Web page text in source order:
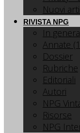
Nuovi
RIVISTA NPG
In
Annate
Dossier
Rubriche
Editoriali
Autori
NPG
Risorse
NPG